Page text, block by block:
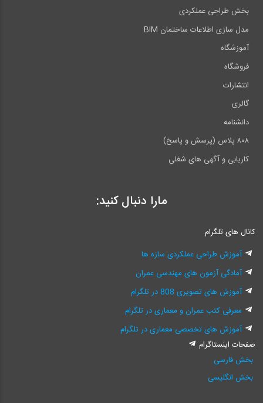
بخش طراحی عملکردی
مدل سازی اطلاعات ساختمان BIM
آموزشگاه
فروشگاه
انتشارات
گالری
دانشنامه
۸۰۸ پلاس (پرسش و پاسخ)
کاریابی و آگهی های شغلی
مارا دنبال کنید:
کانال های تلگرام
آموزش طراحی عملکردی سازه ها
آمادگی آزمون های مهندسی عمران
آموزش های تصویری 808 در تلگرام
معرفی کتب عمران و معماری در تلگرام
آموزش های تخصصی معماری در تلگرام
صفحات اینستاگرام
بخش فارسی
بخش انگلیسی